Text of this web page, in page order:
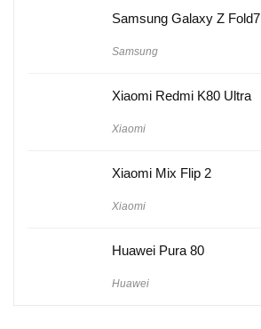
Samsung Galaxy Z Fold7
Samsung
Xiaomi Redmi K80 Ultra
Xiaomi
Xiaomi Mix Flip 2
Xiaomi
Huawei Pura 80
Huawei